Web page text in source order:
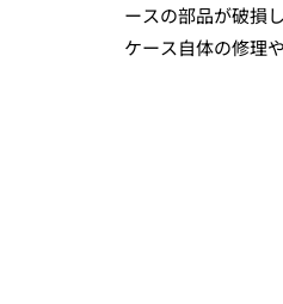
ースの部品が破損
ケース自体の修理